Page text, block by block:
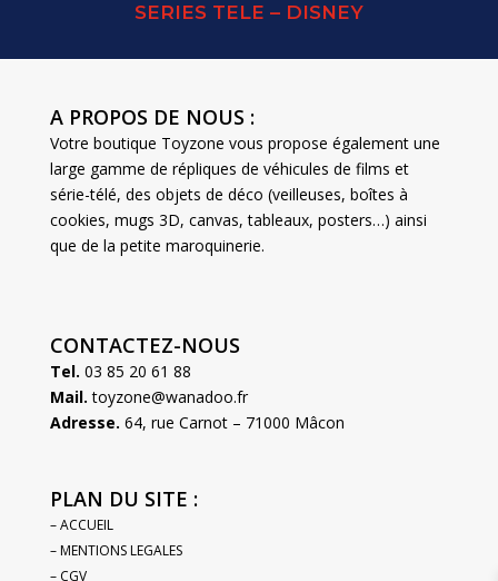
SERIES TELE – DISNEY
A PROPOS DE NOUS :
Votre boutique Toyzone vous propose également une
large gamme de répliques de véhicules de films et
série-télé, des objets de déco (veilleuses, boîtes à
cookies, mugs 3D, canvas, tableaux, posters…) ainsi
que de la petite maroquinerie.
CONTACTEZ-NOUS
Tel. 03 85 20 61 88
Mail. toyzone@wanadoo.fr
Adresse. 64, rue Carnot – 71000 Mâcon
PLAN DU SITE :
– ACCUEIL
– MENTIONS LEGALES
– CGV